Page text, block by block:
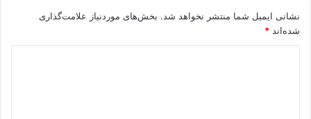
نشانی ایمیل شما منتشر نخواهد شد. بخش‌های موردنیاز علامت‌گذاری
شده‌اند *